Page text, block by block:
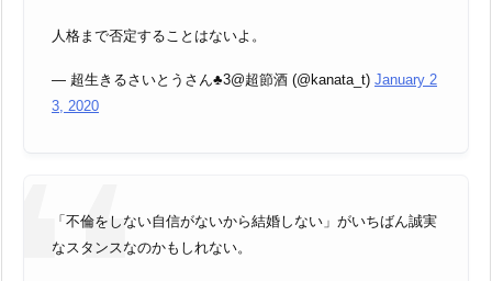
人格まで否定することはないよ。
— 超生きるさいとうさん♣️3@超節酒 (@kanata_t) January 2
3, 2020
「不倫をしない自信がないから結婚しない」がいちばん誠実
なスタンスなのかもしれない。